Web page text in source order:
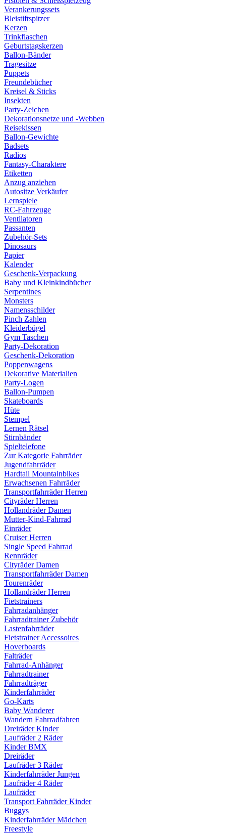
Verankerungssets
Bleistiftspitzer
Kerzen
Trinkflaschen
Geburtstagskerzen
Ballon-Bänder
Tragesitze
Puppets
Freundebücher
Kreisel & Sticks
Insekten
Party-Zeichen
Dekorationsnetze und -Webben
Reisekissen
Ballon-Gewichte
Badsets
Radios
Fantasy-Charaktere
Etiketten
Anzug anziehen
Autositze Verkäufer
Lernspiele
RC-Fahrzeuge
Ventilatoren
Passanten
Zubehör-Sets
Dinosaurs
Papier
Kalender
Geschenk-Verpackung
Baby und Kleinkindbücher
Serpentines
Monsters
Namensschilder
Pinch Zahlen
Kleiderbügel
Gym Taschen
Party-Dekoration
Geschenk-Dekoration
Poppenwagens
Dekorative Materialien
Party-Logen
Ballon-Pumpen
Skateboards
Hüte
Stempel
Lernen Rätsel
Stirnbänder
Spieltelefone
Zur Kategorie Fahrräder
Jugendfahrräder
Hardtail Mountainbikes
Erwachsenen Fahrräder
Transportfahrräder Herren
Cityräder Herren
Hollandräder Damen
Mutter-Kind-Fahrrad
Einräder
Cruiser Herren
Single Speed Fahrrad
Rennräder
Cityräder Damen
Transportfahrräder Damen
Tourenräder
Hollandräder Herren
Fietstrainers
Fahrradanhänger
Fahrradtrainer Zubehör
Lastenfahrräder
Fietstrainer Accessoires
Hoverboards
Falträder
Fahrrad-Anhänger
Fahrradtrainer
Fahrradträger
Kinderfahrräder
Go-Karts
Baby Wanderer
Wandern Fahrradfahren
Dreiräder Kinder
Laufräder 2 Räder
Kinder BMX
Dreiräder
Laufräder 3 Räder
Kinderfahrräder Jungen
Laufräder 4 Räder
Laufräder
Transport Fahrräder Kinder
Buggys
Kinderfahrräder Mädchen
Freestyle